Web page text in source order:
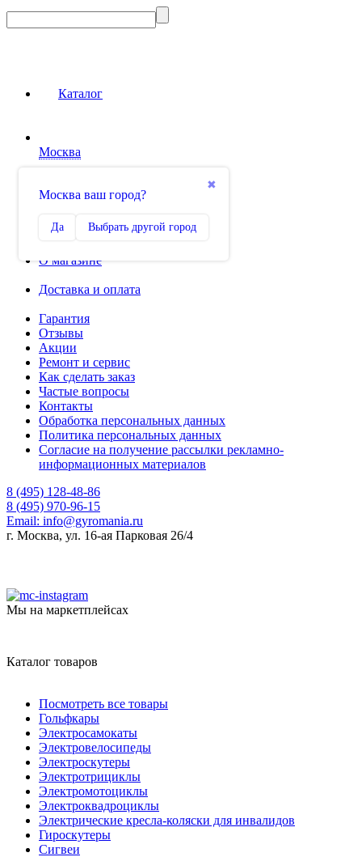
Каталог
Москва
✖
Москва ваш город?
Да Выбрать другой город
0
Избранное
О магазине
Доставка и оплата
Гарантия
Отзывы
Акции
Ремонт и сервис
Как сделать заказ
Частые вопросы
Контакты
Обработка персональных данных
Политика персональных данных
Согласие на получение рассылки рекламно-
информационных материалов
8 (495) 128-48-86
8 (495) 970-96-15
Email: info@gyromania.ru
г. Москва, ул. 16-ая Парковая 26/4
Мы на маркетплейсах
Каталог товаров
Посмотреть все товары
Гольфкары
Электросамокаты
Электровелосипеды
Электроскутеры
Электротрициклы
Электромотоциклы
Электроквадроциклы
Электрические кресла-коляски для инвалидов
Гироскутеры
Сигвеи